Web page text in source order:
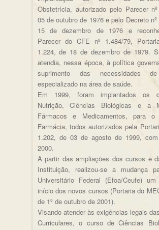
Obstetrícia, autorizado pelo Parecer
05 de outubro de 1976 e pelo Decreto
15 de dezembro de 1976 e
Parecer do CFE nº 1.484/79,
1.224, de 18 de dezembro de 1979.
atendia, nessa época, à política
suprimento das necessidades
especializado na área de saúde.
Em 1999, foram implantados os
Nutrição, Ciências Biológicas e a
Fármacos e Medicamentos, para
Farmácia, todos autorizados pela
1.202, de 03 de agosto de 1999,
2000.
A partir das ampliações dos cursos e
Instituição, realizou-se a mudança
Universitário Federal (Efoa/Ceufe)
início dos novos cursos (Portaria do
de 1º de outubro de 2001).
Visando atender às exigências legais
Curriculares, o curso de Ciências